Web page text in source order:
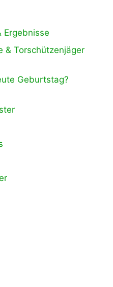
Ergebnisse
& Torschützenjäger
Geburtstag?